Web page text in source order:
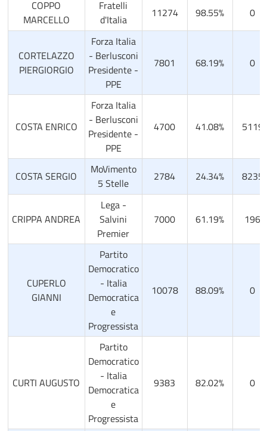
COPPO
MARCELLO
Fratelli
d'Italia
11274 98.55% 0
CORTELAZZO
PIERGIORGIO
Forza Italia
- Berlusconi
Presidente -
PPE
7801 68.19% 0
COSTA ENRICO
Forza Italia
- Berlusconi
Presidente -
PPE
4700 41.08% 5119
COSTA SERGIO
MoVimento
5 Stelle
2784 24.34% 8235
CRIPPA ANDREA
Lega -
Salvini
Premier
7000 61.19% 196
CUPERLO
GIANNI
Partito
Democratico
- Italia
Democratica
e
Progressista
10078 88.09% 0
CURTI AUGUSTO
Partito
Democratico
- Italia
Democratica
e
Progressista
9383 82.02% 0